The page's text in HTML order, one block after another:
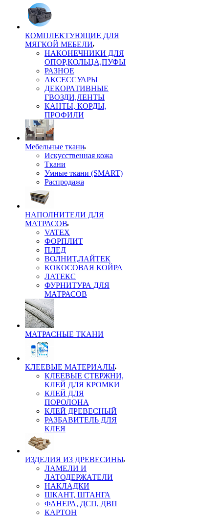
КОМПЛЕКТУЮЩИЕ ДЛЯ
МЯГКОЙ МЕБЕЛИ
НАКОНЕЧНИКИ ДЛЯ
ОПОР,КОЛЬЦА,ПУФЫ
РАЗНОЕ
АКСЕССУАРЫ
ДЕКОРАТИВНЫЕ
ГВОЗДИ,ЛЕНТЫ
КАНТЫ, КОРДЫ,
ПРОФИЛИ
Мебельные ткани
Искусственная кожа
Ткани
Умные ткани (SMART)
Распродажа
НАПОЛНИТЕЛИ ДЛЯ
МАТРАСОВ
VATEX
ФОРПЛИТ
ПЛЕД
ВОЛНИТ,ЛАЙТЕК
КОКОСОВАЯ КОЙРА
ЛАТЕКС
ФУРНИТУРА ДЛЯ
МАТРАСОВ
МАТРАСНЫЕ ТКАНИ
КЛЕЕВЫЕ МАТЕРИАЛЫ
КЛЕЕВЫЕ СТЕРЖНИ,
КЛЕЙ ДЛЯ КРОМКИ
КЛЕЙ ДЛЯ
ПОРОЛОНА
КЛЕЙ ДРЕВЕСНЫЙ
РАЗБАВИТЕЛЬ ДЛЯ
КЛЕЯ
ИЗДЕЛИЯ ИЗ ДРЕВЕСИНЫ
ЛАМЕЛИ И
ЛАТОДЕРЖАТЕЛИ
НАКЛАДКИ
ШКАНТ, ШТАНГА
ФАНЕРА, ДСП, ДВП
КАРТОН